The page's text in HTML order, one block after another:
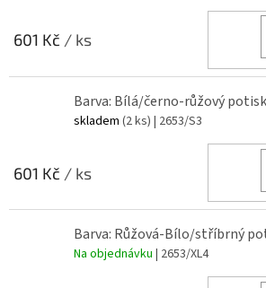
601 Kč / ks
Barva: Bílá/černo-růžový
skladem (2 ks) | 2653/S3
601 Kč / ks
Barva: Růžová-Bílo/stříbrný
Na objednávku | 2653/XL4